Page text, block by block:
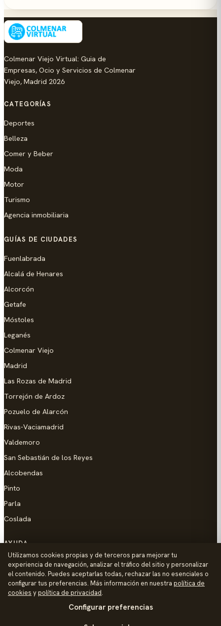
Colmenar Viejo Virtual: Guia de
Empresas, Ocio y Servicios de Colmenar
Viejo, Madrid 2026
CATEGORÍAS
Deportes
Belleza
Comer y Beber
Moda
Motor
Turismo
Agencia inmobiliaria
GUÍAS DE CIUDADES
Fuenlabrada
Alcalá de Henares
Alcorcón
Getafe
Móstoles
Leganés
Colmenar Viejo
Madrid
Las Rozas de Madrid
Torrejón de Ardoz
Pozuelo de Alarcón
Rivas-Vaciamadrid
Valdemoro
San Sebastián de los Reyes
Alcobendas
Pinto
Parla
Coslada
AYUDA
Añadir empresa
Contacto
Política de Privacidad
Utilizamos cookies propias y de terceros para mejorar tu
experiencia de navegación, analizar el tráfico del sitio y personalizar
el contenido. Puedes aceptarlas todas, rechazar las no esenciales o
configurar tus preferencias. Más información en nuestra política de
cookies ypolítica de privacidad.
Configurar preferencias